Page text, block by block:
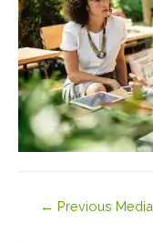
← Previous Media